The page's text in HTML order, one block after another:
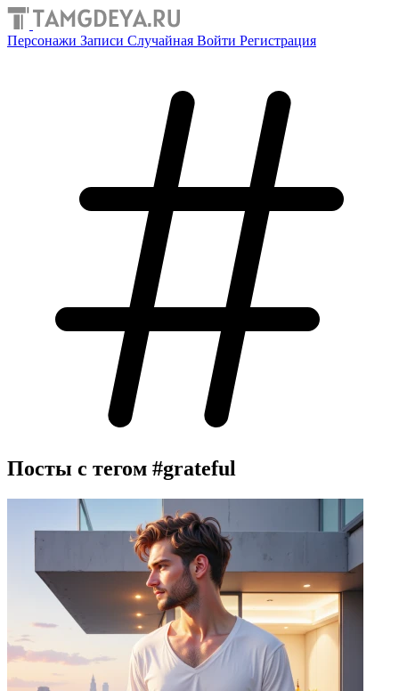
Персонажи Записи Случайная Войти Регистрация
Посты с тегом #grateful